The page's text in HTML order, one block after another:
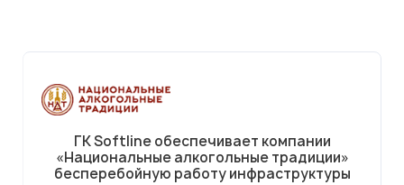
ГК Softline обеспечивает компании
«Национальные алкогольные традиции»
бесперебойную работу инфраструктуры